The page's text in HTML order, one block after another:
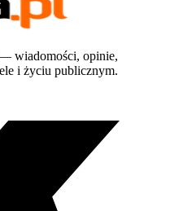
wiadomości, opinie,
i życiu publicznym.